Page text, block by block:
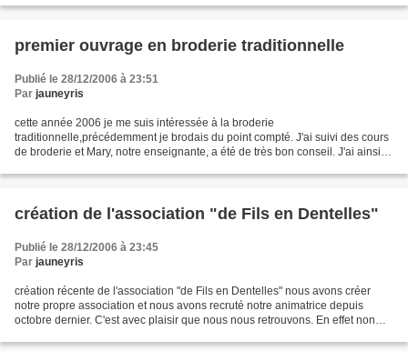
premier ouvrage en broderie traditionnelle
Publié le 28/12/2006 à 23:51
Par jauneyris
cette année 2006 je me suis intéressée à la broderie
traditionnelle,précédemment je brodais du point compté. J'ai suivi des cours
de broderie et Mary, notre enseignante, a été de très bon conseil. J'ai ainsi
création de l'association "de Fils en Dentelles"
Publié le 28/12/2006 à 23:45
Par jauneyris
création récente de l'association "de Fils en Dentelles" nous avons créer
notre propre association et nous avons recruté notre animatrice depuis
octobre dernier. C'est avec plaisir que nous nous retrouvons. En effet non